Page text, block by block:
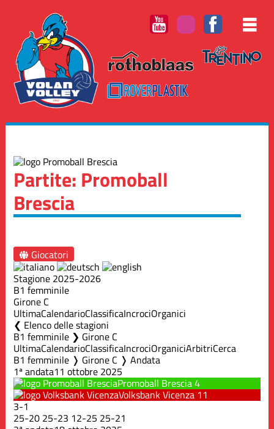
Partite: Promoball
Brescia
Giocatori
Stagione 2025-2026
B1 femminile
Girone C
UltimaCalendarioClassificaIncrociOrganici
Elenco delle stagioni
B1 femminile ❯ Girone C
UltimaCalendarioClassificaIncrociOrganiciArbitriCerca
B1 femminile ❭ Girone C ❭ Andata
1ª andata11 ottobre 2025
Promoball Brescia4
Volksbank Vicenza 11
3-1
25-20 25-23 12-25 25-21